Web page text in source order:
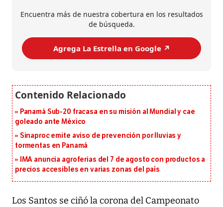
Encuentra más de nuestra cobertura en los resultados
de búsqueda.
Agrega La Estrella en Google ↗️
Panamá Sub-20 fracasa en su misión al Mundial y cae
goleado ante México
Sinaproc emite aviso de prevención por lluvias y
tormentas en Panamá
IMA anuncia agroferias del 7 de agosto con productos a
precios accesibles en varias zonas del país
Los Santos se ciñó la corona del Campeonato